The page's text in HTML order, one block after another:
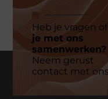
Heb je vragen of
je met ons
samenwerken?
Neem gerust
contact met